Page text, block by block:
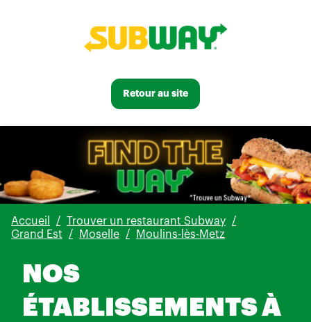
Retour au site
Accueil
Trouver un restaurant Subway
Grand Est
Moselle Moulins-lès-Metz
NOS
ÉTABLISSEMENTS À